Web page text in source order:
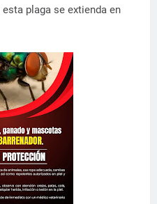
plaga se extienda en